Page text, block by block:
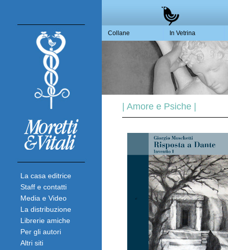
La casa editrice
Staff e contatti
Media e Video
La distribuzione
Librerie amiche
Per gli autori
Altri siti
Collane In Vetrina
| Amore e Psiche |